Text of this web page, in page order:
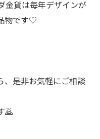
金貨は毎年デザインが
物です♡
、是非お気軽にご相談
🙇